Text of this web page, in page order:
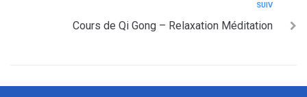
SUIV
Cours de Qi Gong – Relaxation Méditation